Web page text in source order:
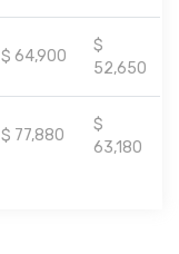
$ 64,900
$
52,650
$ 77,880
$
63,180